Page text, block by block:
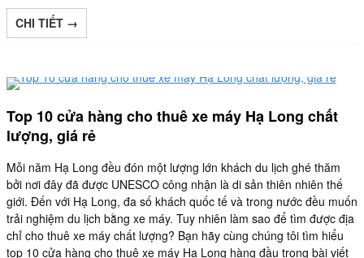
CHI TIẾT →
Top 10 cửa hàng cho thuê xe máy Hạ Long chất
lượng, giá rẻ
Mỗi năm Hạ Long đều đón một lượng lớn khách du lịch ghé thăm
bởi nơi đây đã được UNESCO công nhận là di sản thiên nhiên thế
giới. Đến với Hạ Long, đa số khách quốc tế và trong nước đều muốn
trải nghiệm du lịch bằng xe máy. Tuy nhiên làm sao để tìm được địa
chỉ cho thuê xe máy chất lượng? Bạn hãy cùng chúng tôi tìm hiểu
top 10 cửa hàng cho thuê xe máy Hạ Long hàng đầu trong bài viết